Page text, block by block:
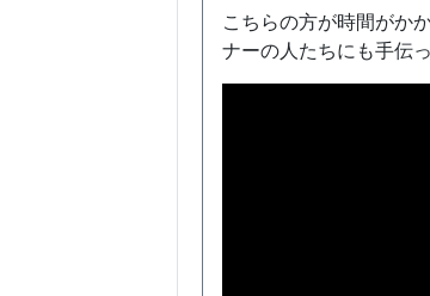
こちらの方が時間がか
ナーの人たちにも手伝